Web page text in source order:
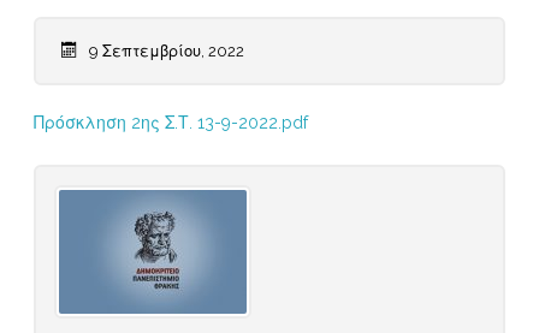
9 Σεπτεμβρίου, 2022
Πρόσκληση 2ης Σ.Τ. 13-9-2022.pdf